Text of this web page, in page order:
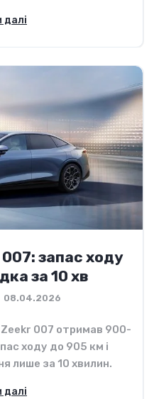
далі
запас ходу
за 10 хв
08.04.2026
007 отримав 900-
ходу до 905 км і
лише за 10 хвилин.
далі